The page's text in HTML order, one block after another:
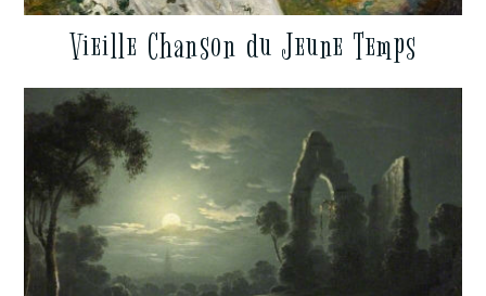
Vieille Chanson du Jeune Temps